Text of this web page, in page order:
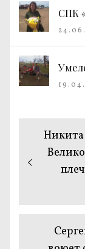
СПК
записям
запись: